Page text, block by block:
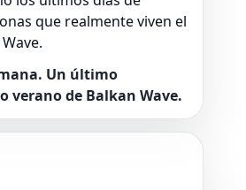
que realmente viven el
Un último
verano de Balkan Wave.